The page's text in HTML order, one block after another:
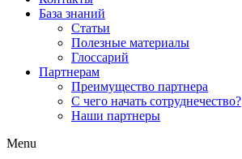
База знаний
Статьи
Полезные материалы
Глоссарий
Партнерам
Преимущество партнера
С чего начать сотруднечество?
Наши партнеры
Menu